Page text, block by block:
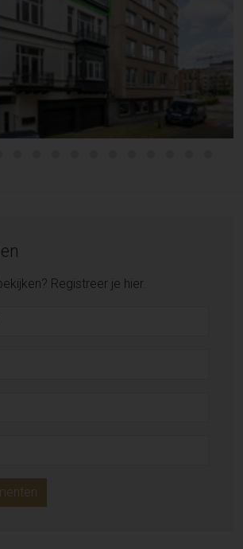
Registreer je hier.